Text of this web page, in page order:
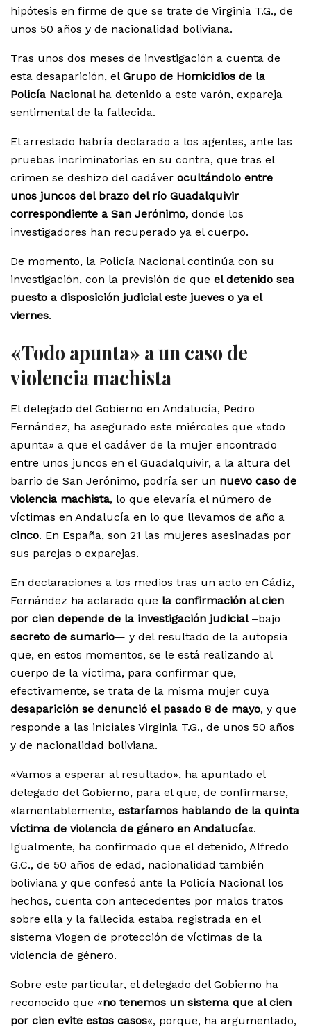
hipótesis en firme de que se trate de Virginia T.G., de
unos 50 años y de nacionalidad boliviana.
Tras unos dos meses de investigación a cuenta de
esta desaparición, el Grupo de Homicidios de la
Policía Nacional ha detenido a este varón, expareja
sentimental de la fallecida.
El arrestado habría declarado a los agentes, ante las
pruebas incriminatorias en su contra, que tras el
crimen se deshizo del cadáver ocultándolo entre
unos juncos del brazo del río Guadalquivir
correspondiente a San Jerónimo, donde los
investigadores han recuperado ya el cuerpo.
De momento, la Policía Nacional continúa con su
investigación, con la previsión de que el detenido sea
puesto a disposición judicial este jueves o ya el
viernes.
«Todo apunta» a un caso de
violencia machista
El delegado del Gobierno en Andalucía, Pedro
Fernández, ha asegurado este miércoles que «todo
apunta» a que el cadáver de la mujer encontrado
entre unos juncos en el Guadalquivir, a la altura del
barrio de San Jerónimo, podría ser un nuevo caso de
violencia machista, lo que elevaría el número de
víctimas en Andalucía en lo que llevamos de año a
cinco. En España, son 21 las mujeres asesinadas por
sus parejas o exparejas.
En declaraciones a los medios tras un acto en Cádiz,
Fernández ha aclarado que la confirmación al cien
por cien depende de la investigación judicial –bajo
secreto de sumario— y del resultado de la autopsia
que, en estos momentos, se le está realizando al
cuerpo de la víctima, para confirmar que,
efectivamente, se trata de la misma mujer cuya
desaparición se denunció el pasado 8 de mayo, y que
responde a las iniciales Virginia T.G., de unos 50 años
y de nacionalidad boliviana.
«Vamos a esperar al resultado», ha apuntado el
delegado del Gobierno, para el que, de confirmarse,
«lamentablemente, estaríamos hablando de la quinta
víctima de violencia de género en Andalucía«.
Igualmente, ha confirmado que el detenido, Alfredo
G.C., de 50 años de edad, nacionalidad también
boliviana y que confesó ante la Policía Nacional los
hechos, cuenta con antecedentes por malos tratos
sobre ella y la fallecida estaba registrada en el
sistema Viogen de protección de víctimas de la
violencia de género.
Sobre este particular, el delegado del Gobierno ha
reconocido que «no tenemos un sistema que al cien
por cien evite estos casos«, porque, ha argumentado,